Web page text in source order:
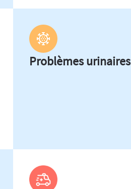
Problèmes urinaires